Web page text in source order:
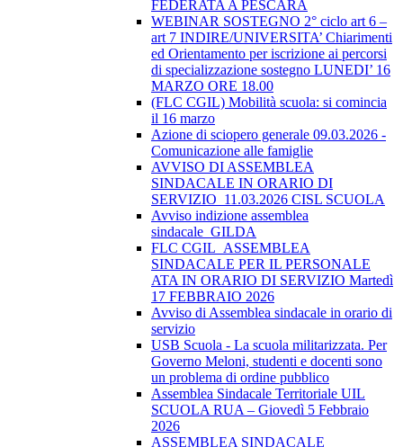
FEDERATA A PESCARA
WEBINAR SOSTEGNO 2° ciclo art 6 –
art 7 INDIRE/UNIVERSITA’ Chiarimenti
ed Orientamento per iscrizione ai percorsi
di specializzazione sostegno LUNEDI’ 16
MARZO ORE 18.00
(FLC CGIL) Mobilità scuola: si comincia
il 16 marzo
Azione di sciopero generale 09.03.2026 -
Comunicazione alle famiglie
AVVISO DI ASSEMBLEA
SINDACALE IN ORARIO DI
SERVIZIO_11.03.2026 CISL SCUOLA
Avviso indizione assemblea
sindacale_GILDA
FLC CGIL_ASSEMBLEA
SINDACALE PER IL PERSONALE
ATA IN ORARIO DI SERVIZIO Martedì
17 FEBBRAIO 2026
Avviso di Assemblea sindacale in orario di
servizio
USB Scuola - La scuola militarizzata. Per
Governo Meloni, studenti e docenti sono
un problema di ordine pubblico
Assemblea Sindacale Territoriale UIL
SCUOLA RUA – Giovedì 5 Febbraio
2026
ASSEMBLEA SINDACALE